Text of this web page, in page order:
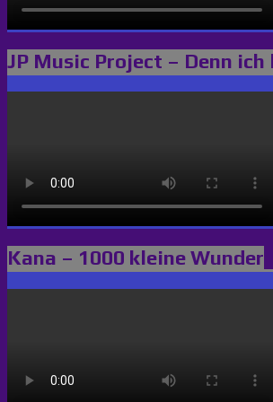
JP Music Project – Denn
Kana – 1000 kleine Wunder